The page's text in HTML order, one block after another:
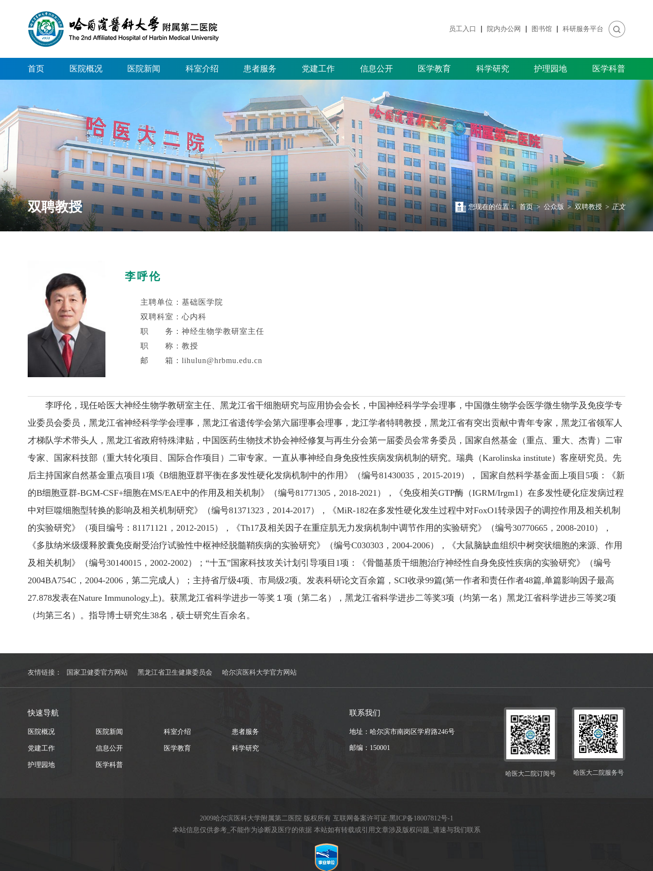
员工入口 院内办公网 图书馆 科研服务平台
首页 医院概况 医院新闻 科室介绍 患者服务 党建工作 信息公开 医学教育 科学研究 护理园地 医学科普
双聘教授 您现在的位置： 首页 > 公众版 > 双聘教授 > 正文
李呼伦
主聘单位：基础医学院
双聘科室：心内科
职 务：神经生物学教研室主任
职 称：教授
邮 箱：lihulun@hrbmu.edu.cn
李呼伦，现任哈医大神经生物学教研室主任、黑龙江省干细胞研究与应用协会会长，中国神经科学学会理事，中国微生物学会医学微生物学及免疫学专
业委员会委员，黑龙江省神经科学学会理事，黑龙江省遗传学会第六届理事会理事，龙江学者特聘教授，黑龙江省有突出贡献中青年专家，黑龙江省领军人
才梯队学术带头人，黑龙江省政府特殊津贴，中国医药生物技术协会神经修复与再生分会第一届委员会常务委员，国家自然基金（重点、重大、杰青）二审
专家、国家科技部（重大转化项目、国际合作项目）二审专家。一直从事神经自身免疫性疾病发病机制的研究。瑞典（Karolinska institute）客座研究员。先
后主持国家自然基金重点项目1项《B细胞亚群平衡在多发性硬化发病机制中的作用》（编号81430035，2015-2019）， 国家自然科学基金面上项目5项：《新
的B细胞亚群-BGM-CSF+细胞在MS/EAE中的作用及相关机制》（编号81771305，2018-2021），《免疫相关GTP酶（IGRM/Irgm1）在多发性硬化症发病过程
中对巨噬细胞型转换的影响及相关机制研究》（编号81371323，2014-2017），《MiR-182在多发性硬化发生过程中对FoxO1转录因子的调控作用及相关机制
的实验研究》（项目编号：81171121，2012-2015），《Th17及相关因子在重症肌无力发病机制中调节作用的实验研究》（编号30770665，2008-2010），
《多肽纳米级缓释胶囊免疫耐受治疗试验性中枢神经脱髓鞘疾病的实验研究》（编号C030303，2004-2006），《大鼠脑缺血组织中树突状细胞的来源、作用
及相关机制》（编号30140015，2002-2002）；“十五”国家科技攻关计划引导项目1项：《骨髓基质干细胞治疗神经性自身免疫性疾病的实验研究》（编号
2004BA754C，2004-2006，第二完成人）；主持省厅级4项、市局级2项。发表科研论文百余篇，SCI收录99篇(第一作者和责任作者48篇,单篇影响因子最高
27.878发表在Nature Immunology上)。获黑龙江省科学进步一等奖１项（第二名），黑龙江省科学进步二等奖3项（均第一名）黑龙江省科学进步三等奖2项
（均第三名）。指导博士研究生38名，硕士研究生百余名。
友情链接： 国家卫健委官方网站 黑龙江省卫生健康委员会 哈尔滨医科大学官方网站
快速导航
医院概况 医院新闻 科室介绍 患者服务
党建工作 信息公开 医学教育 科学研究
护理园地 医学科普
联系我们
地址：哈尔滨市南岗区学府路246号
邮编：150001
哈医大二院订阅号 哈医大二院服务号
2009哈尔滨医科大学附属第二医院 版权所有 互联网备案许可证:黑ICP备18007812号-1
本站信息仅供参考_不能作为诊断及医疗的依据 本站如有转载或引用文章涉及版权问题_请速与我们联系